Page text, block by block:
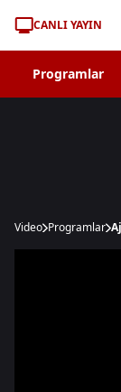
CANLI YAYIN
Programlar
Video Programlar